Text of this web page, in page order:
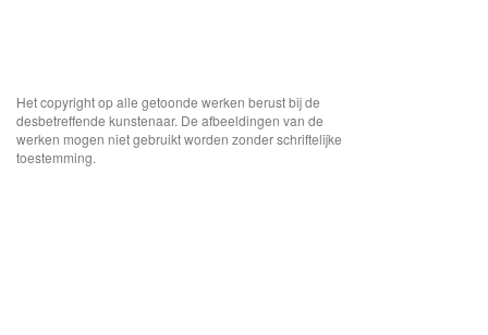
Het copyright op alle getoonde werken berust bij de
desbetreffende kunstenaar. De afbeeldingen van de
werken mogen niet gebruikt worden zonder schriftelijke
toestemming.